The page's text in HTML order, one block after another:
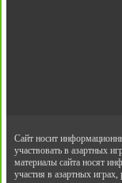
Сайт носит
участвовать в азартных
материалы сайта носят
участия в азартных